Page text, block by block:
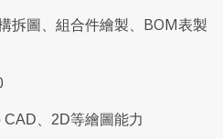
拆圖、組合件繪製、BOM表製
、2D等繪圖能力